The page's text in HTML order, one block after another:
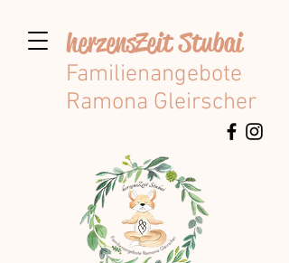
herzensZeit Stubai
Familienangebote
Ramona Gleirscher